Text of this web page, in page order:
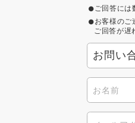
ご回答には
お客様のご
ご回答が遅